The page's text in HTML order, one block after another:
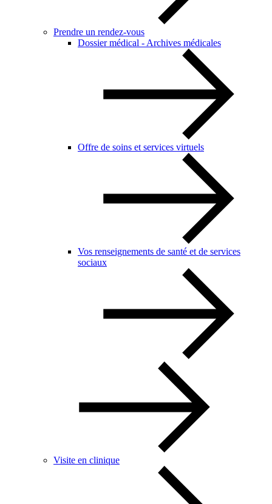
Prendre un rendez-vous
Dossier médical - Archives médicales
Offre de soins et services virtuels
Vos renseignements de santé et de services
sociaux
Visite en clinique